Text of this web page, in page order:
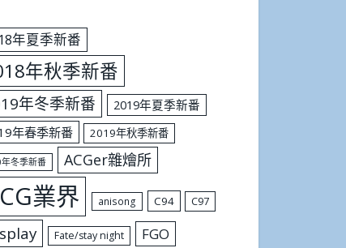
年夏季新番
年秋季新番
年冬季新番
2019年夏季新番
年春季新番
2019年秋季新番
冬季新番 ACGer雜燴所
業界 anisong C94 C97
Fate/stay night FGO